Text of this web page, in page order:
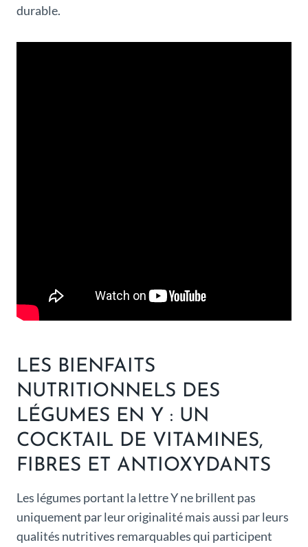
durable.
LES BIENFAITS
NUTRITIONNELS DES
LÉGUMES EN Y : UN
COCKTAIL DE VITAMINES,
FIBRES ET ANTIOXYDANTS
Les légumes portant la lettre Y ne brillent pas
uniquement par leur originalité mais aussi par leurs
qualités nutritives remarquables qui participent